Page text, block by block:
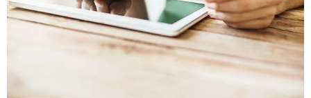
EMPRESA DE CONCILIAÇÃO GOODCARD
EMPRESA DE CONCILIAÇÃO DE VENDAS IFOOD
EMPRESA DE CONCILIAÇÃO DE VENDAS IFOOD EM SÃO PAULO